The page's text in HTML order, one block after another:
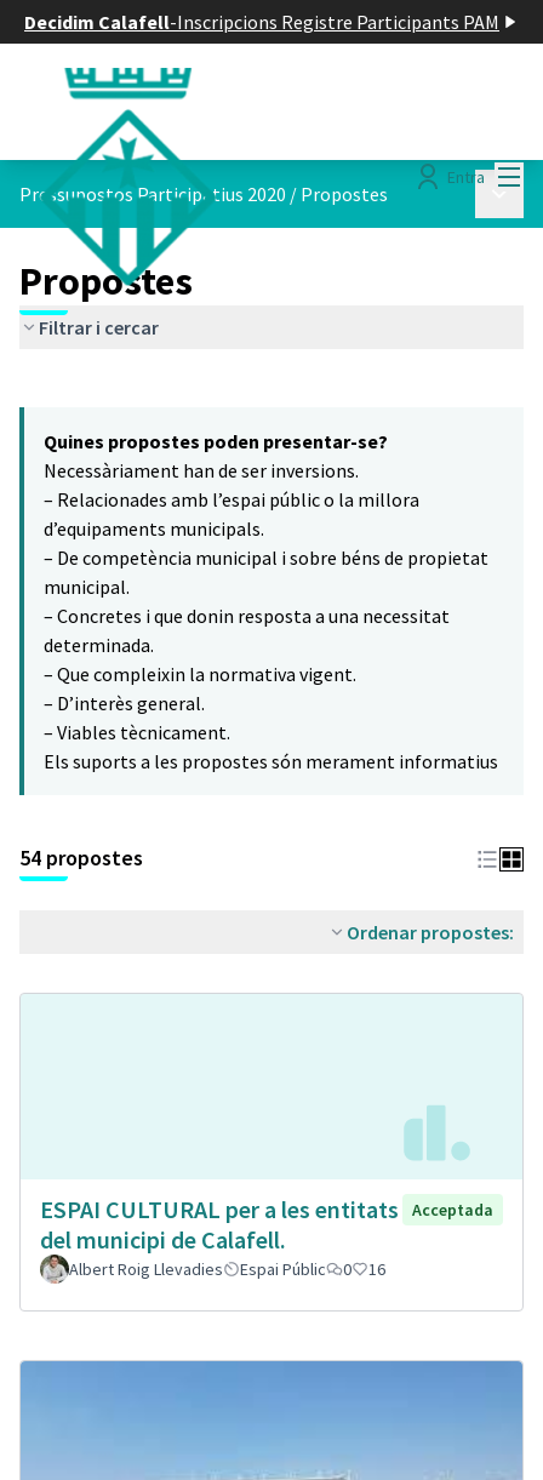
Decidim Calafell-Inscripcions Registre Participants PAM
Entra
Pressupostos Participatius 2020 / Propostes
Propostes
Filtrar i cercar
−
Quines propostes poden presentar-se?
Necessàriament han de ser inversions.
– Relacionades amb l’espai públic o la millora
d’equipaments municipals.
– De competència municipal i sobre béns de propietat
municipal.
– Concretes i que donin resposta a una necessitat
determinada.
– Que compleixin la normativa vigent.
– D’interès general.
– Viables tècnicament.
Els suports a les propostes són merament informatius
54 propostes
Ordenar propostes:
ESPAI CULTURAL per a les entitats
del municipi de Calafell.
Acceptada
Albert Roig Llevadies Espai Públic 0 16